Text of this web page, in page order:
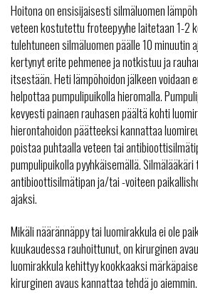
Hoitona on ensisijaisesti silmäluomen
veteen kostutettu froteepyyhe laitetaan 1-2
tulehtuneen silmäluomen päälle 10 minuutin
kertynyt erite pehmenee ja notkistuu ja
itsestään. Heti lämpöhoidon jälkeen voidaan
helpottaa pumpulipuikolla hieromalla.
kevyesti painaen rauhasen päältä kohti
hierontahoidon päätteeksi kannattaa
poistaa puhtaalla veteen tai
pumpulipuikolla pyyhkäisemällä.
antibioottisilmätipan ja/tai -voiteen
ajaksi.
Mikäli näärännäppy tai luomirakkula ei ole
kuukaudessa rauhoittunut, on kirurginen
luomirakkula kehittyy kookkaaksi
kirurginen avaus kannattaa tehdä jo aiemmin.